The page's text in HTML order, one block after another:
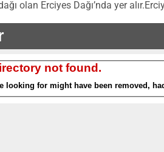
olan Erciyes Dağı’nda yer